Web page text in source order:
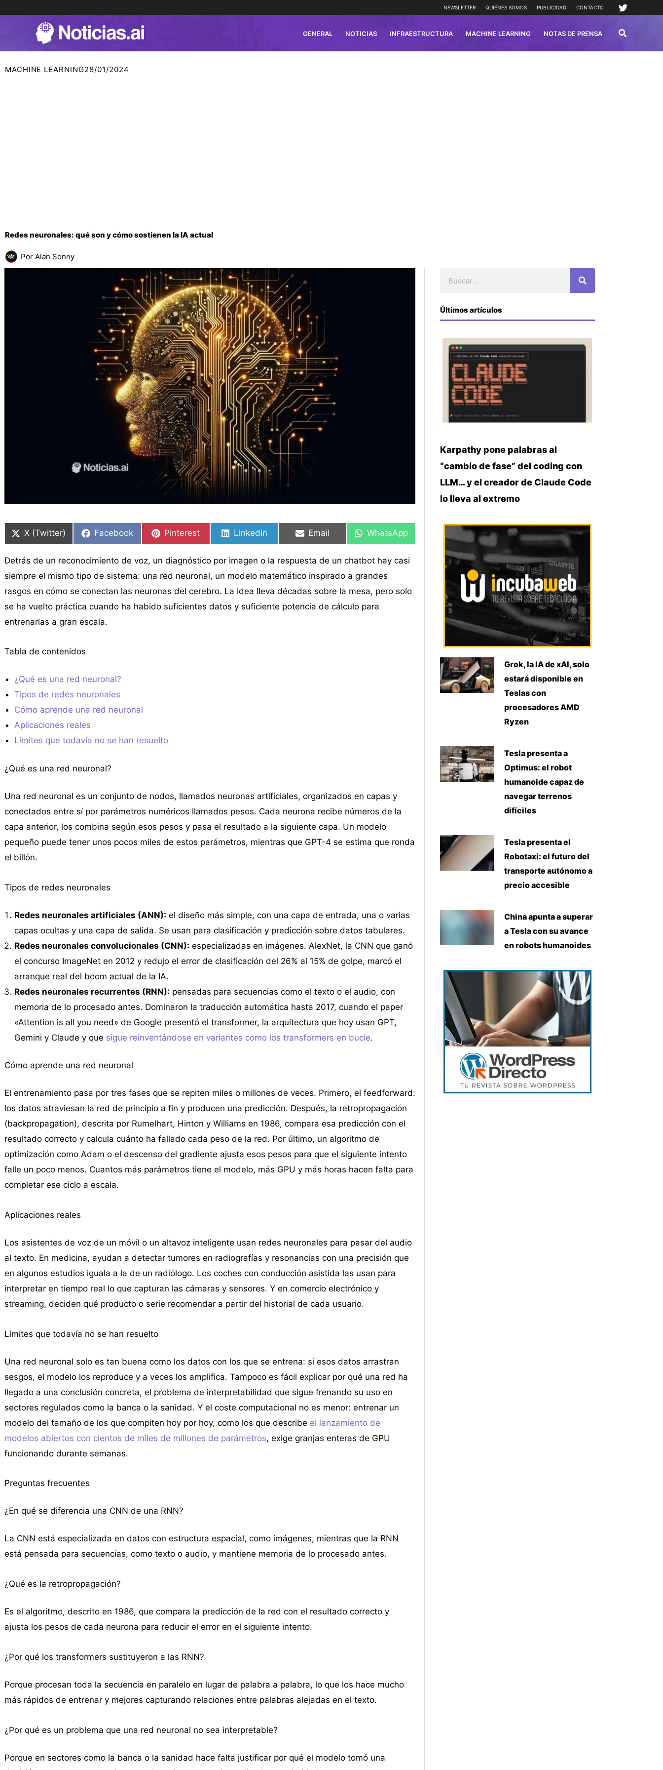
NEWSLETTER QUIÉNES SOMOS PUBLICIDAD CONTACTO
GENERAL NOTICIAS INFRAESTRUCTURA MACHINE LEARNING NOTAS DE PRENSA
MACHINE LEARNING28/01/2024
Redes neuronales: qué son y cómo sostienen la IA actual
Por Alan Sonny
en
X (Twitter)
en
Facebook
en
Pinterest
en
LinkedIn
en
Email
en
WhatsApp
Detrás de un reconocimiento de voz, un diagnóstico por imagen o la respuesta de un chatbot hay casi
siempre el mismo tipo de sistema: una red neuronal, un modelo matemático inspirado a grandes
rasgos en cómo se conectan las neuronas del cerebro. La idea lleva décadas sobre la mesa, pero solo
se ha vuelto práctica cuando ha habido suficientes datos y suficiente potencia de cálculo para
entrenarlas a gran escala.
Tabla de contenidos
¿Qué es una red neuronal?
Tipos de redes neuronales
Cómo aprende una red neuronal
Aplicaciones reales
Límites que todavía no se han resuelto
¿Qué es una red neuronal?
Una red neuronal es un conjunto de nodos, llamados neuronas artificiales, organizados en capas y
conectados entre sí por parámetros numéricos llamados pesos. Cada neurona recibe números de la
capa anterior, los combina según esos pesos y pasa el resultado a la siguiente capa. Un modelo
pequeño puede tener unos pocos miles de estos parámetros, mientras que GPT-4 se estima que ronda
el billón.
Tipos de redes neuronales
Redes neuronales artificiales (ANN): el diseño más simple, con una capa de entrada, una o varias
capas ocultas y una capa de salida. Se usan para clasificación y predicción sobre datos tabulares.
Redes neuronales convolucionales (CNN): especializadas en imágenes. AlexNet, la CNN que ganó
el concurso ImageNet en 2012 y redujo el error de clasificación del 26% al 15% de golpe, marcó el
arranque real del boom actual de la IA.
Redes neuronales recurrentes (RNN): pensadas para secuencias como el texto o el audio, con
memoria de lo procesado antes. Dominaron la traducción automática hasta 2017, cuando el paper
«Attention is all you need» de Google presentó el transformer, la arquitectura que hoy usan GPT,
Gemini y Claude y que sigue reinventándose en variantes como los transformers en bucle.
Cómo aprende una red neuronal
El entrenamiento pasa por tres fases que se repiten miles o millones de veces. Primero, el feedforward:
los datos atraviesan la red de principio a fin y producen una predicción. Después, la retropropagación
(backpropagation), descrita por Rumelhart, Hinton y Williams en 1986, compara esa predicción con el
resultado correcto y calcula cuánto ha fallado cada peso de la red. Por último, un algoritmo de
optimización como Adam o el descenso del gradiente ajusta esos pesos para que el siguiente intento
falle un poco menos. Cuantos más parámetros tiene el modelo, más GPU y más horas hacen falta para
completar ese ciclo a escala.
Aplicaciones reales
Los asistentes de voz de un móvil o un altavoz inteligente usan redes neuronales para pasar del audio
al texto. En medicina, ayudan a detectar tumores en radiografías y resonancias con una precisión que
en algunos estudios iguala a la de un radiólogo. Los coches con conducción asistida las usan para
interpretar en tiempo real lo que capturan las cámaras y sensores. Y en comercio electrónico y
streaming, deciden qué producto o serie recomendar a partir del historial de cada usuario.
Límites que todavía no se han resuelto
Una red neuronal solo es tan buena como los datos con los que se entrena: si esos datos arrastran
sesgos, el modelo los reproduce y a veces los amplifica. Tampoco es fácil explicar por qué una red ha
llegado a una conclusión concreta, el problema de interpretabilidad que sigue frenando su uso en
sectores regulados como la banca o la sanidad. Y el coste computacional no es menor: entrenar un
modelo del tamaño de los que compiten hoy por hoy, como los que describe el lanzamiento de
modelos abiertos con cientos de miles de millones de parámetros, exige granjas enteras de GPU
funcionando durante semanas.
Preguntas frecuentes
¿En qué se diferencia una CNN de una RNN?
La CNN está especializada en datos con estructura espacial, como imágenes, mientras que la RNN
está pensada para secuencias, como texto o audio, y mantiene memoria de lo procesado antes.
¿Qué es la retropropagación?
Es el algoritmo, descrito en 1986, que compara la predicción de la red con el resultado correcto y
ajusta los pesos de cada neurona para reducir el error en el siguiente intento.
¿Por qué los transformers sustituyeron a las RNN?
Porque procesan toda la secuencia en paralelo en lugar de palabra a palabra, lo que los hace mucho
más rápidos de entrenar y mejores capturando relaciones entre palabras alejadas en el texto.
¿Por qué es un problema que una red neuronal no sea interpretable?
Porque en sectores como la banca o la sanidad hace falta justificar por qué el modelo tomó una
en
en
en
en
en
en
Últimos artículos
Karpathy pone palabras al
“cambio de fase” del coding con
LLM… y el creador de Claude Code
lo lleva al extremo
Grok, la IA de xAI, solo
estará disponible en
Teslas con
procesadores AMD
Ryzen
Tesla presenta a
Optimus: el robot
humanoide capaz de
navegar terrenos
difíciles
Tesla presenta el
Robotaxi: el futuro del
transporte autónomo a
precio accesible
China apunta a superar
a Tesla con su avance
en robots humanoides